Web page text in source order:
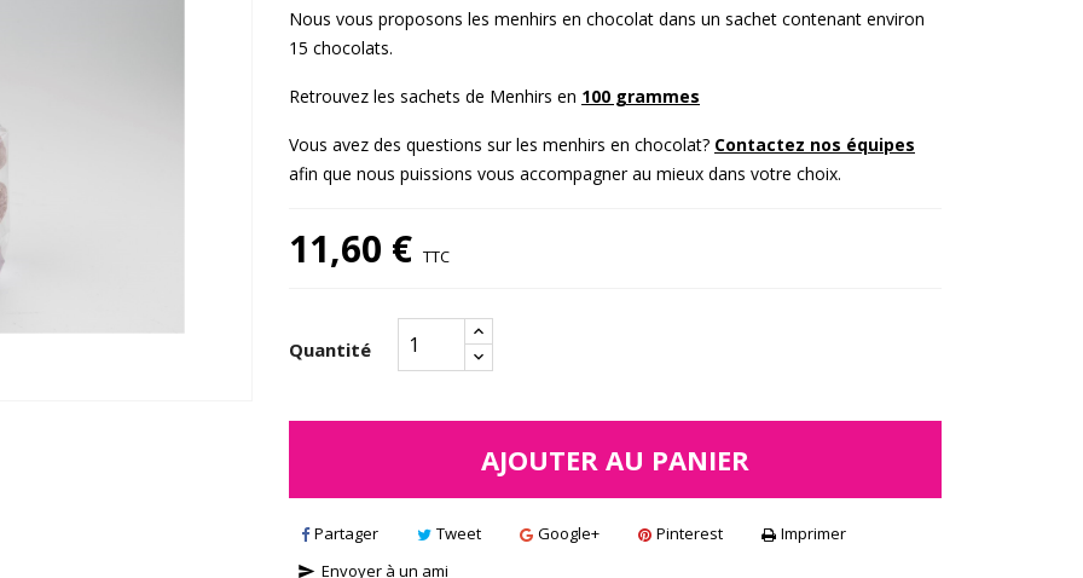
Nous vous proposons les menhirs en chocolat dans un sachet contenant environ
15 chocolats.
Retrouvez les sachets de Menhirs en 100 grammes
Vous avez des questions sur les menhirs en chocolat? Contactez nos équipes
afin que nous puissions vous accompagner au mieux dans votre choix.
11,60 € TTC
Quantité
AJOUTER AU PANIER
Partager Tweet Google+ Pinterest Imprimer
send Envoyer à un ami